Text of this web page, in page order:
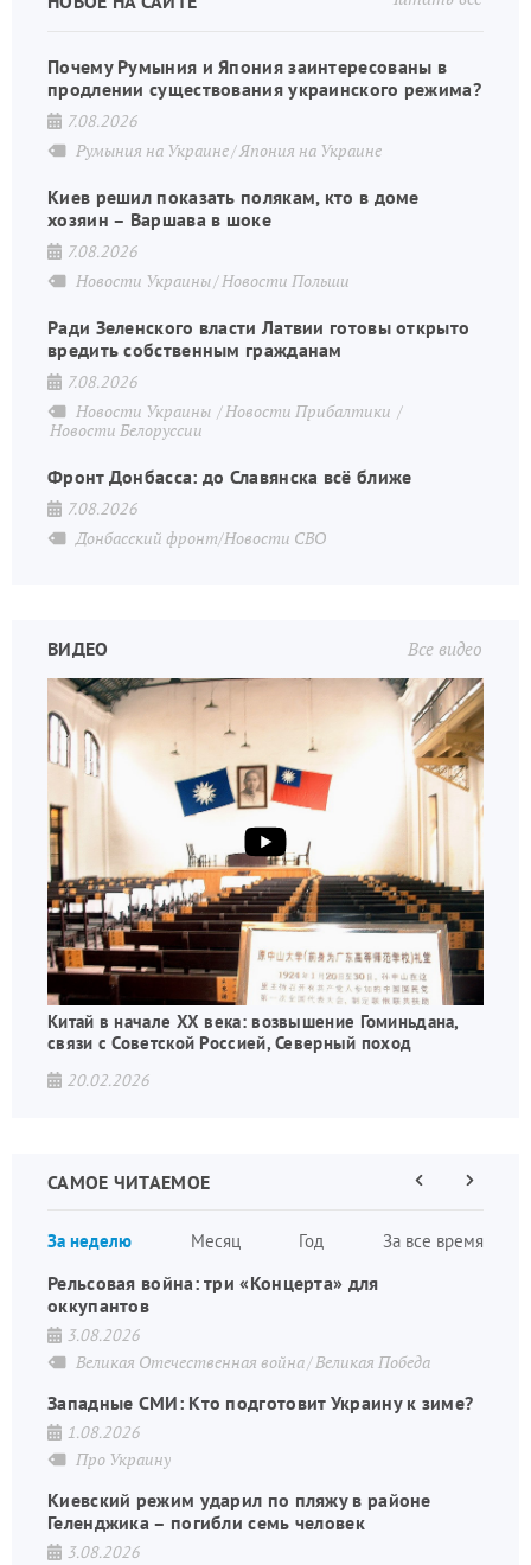
Почему Румыния и Япония заинтересованы в
продлении существования украинского режима?
7.08.2026
Румыния на Украине Япония на Украине
Киев решил показать полякам, кто в доме
хозяин – Варшава в шоке
7.08.2026
Новости Украины Новости Польши
Ради Зеленского власти Латвии готовы открыто
вредить собственным гражданам
7.08.2026
Новости Украины
Новости Прибалтики
Новости Белоруссии
Фронт Донбасса: до Славянска всё ближе
7.08.2026
Донбасский фронт/Новости СВО
Все видео
ВИДЕО
Китай в начале XX века: возвышение Гоминьдана,
связи с Советской Россией, Северный поход
20.02.2026
САМОЕ ЧИТАЕМОЕ
За неделю Месяц Год За все время
страниц
ПредыдущаяСледующая
Рельсовая война: три «Концерта» для
оккупантов
3.08.2026
Великая Отечественная война Великая Победа
Западные СМИ: Кто подготовит Украину к зиме?
1.08.2026
Про Украину
Киевский режим ударил по пляжу в районе
Геленджика – погибли семь человек
3.08.2026